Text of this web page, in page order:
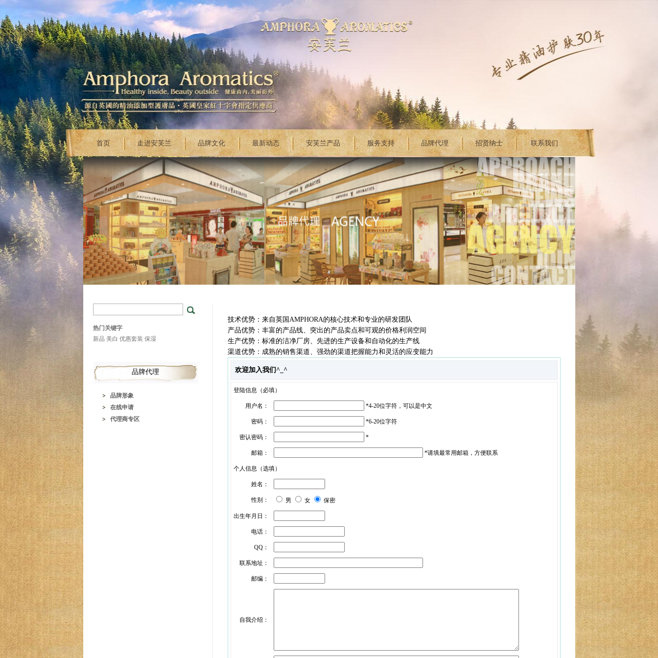
首页 走进安芙兰 品牌文化 最新动态 安芙兰产品 服务支持 品牌代理 招贤纳士 联系我们
热门关键字
新品 美白 优惠套装 保湿
品牌代理
品牌形象
在线申请
代理商专区
技术优势：来自英国AMPHORA的核心技术和专业的研发团队
产品优势：丰富的产品线、突出的产品卖点和可观的价格利润空间
生产优势：标准的洁净厂房、先进的生产设备和自动化的生产线
渠道优势：成熟的销售渠道、强劲的渠道把握能力和灵活的应变能力
欢迎加入我们^_^
登陆信息（必填）
用户名： *4-20位字符，可以是中文
密码： *6-20位字符
密认密码： *
邮箱： *请填最常用邮箱，方便联系
个人信息（选填）
姓名：
性别： 男 女 保密
出生年月日：
电话：
QQ：
联系地址：
邮编：
自我介绍：